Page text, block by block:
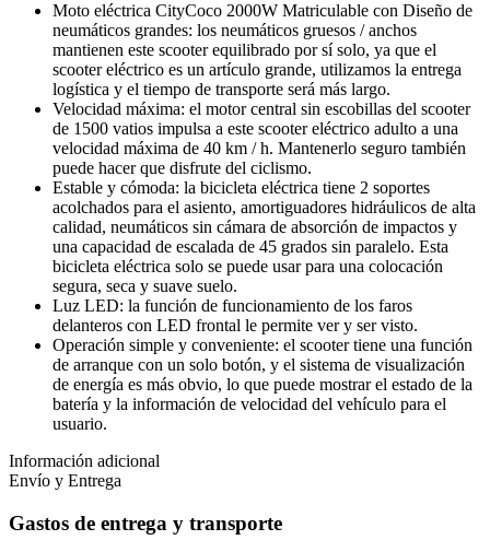
Moto eléctrica CityCoco 2000W Matriculable con Diseño de
neumáticos grandes: los neumáticos gruesos / anchos
mantienen este scooter equilibrado por sí solo, ya que el
scooter eléctrico es un artículo grande, utilizamos la entrega
logística y el tiempo de transporte será más largo.
Velocidad máxima: el motor central sin escobillas del scooter
de 1500 vatios impulsa a este scooter eléctrico adulto a una
velocidad máxima de 40 km / h. Mantenerlo seguro también
puede hacer que disfrute del ciclismo.
Estable y cómoda: la bicicleta eléctrica tiene 2 soportes
acolchados para el asiento, amortiguadores hidráulicos de alta
calidad, neumáticos sin cámara de absorción de impactos y
una capacidad de escalada de 45 grados sin paralelo. Esta
bicicleta eléctrica solo se puede usar para una colocación
segura, seca y suave suelo.
Luz LED: la función de funcionamiento de los faros
delanteros con LED frontal le permite ver y ser visto.
Operación simple y conveniente: el scooter tiene una función
de arranque con un solo botón, y el sistema de visualización
de energía es más obvio, lo que puede mostrar el estado de la
batería y la información de velocidad del vehículo para el
usuario.
Información adicional
Envío y Entrega
Gastos de entrega y transporte